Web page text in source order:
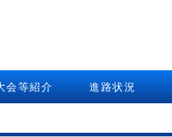
会等紹介 進路状況